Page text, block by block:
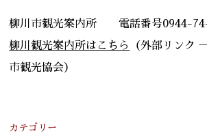
柳川市観光案内所 電話番号0944-
柳川観光案内所はこちら
（外部リンク
市観光協会）
カテゴリー